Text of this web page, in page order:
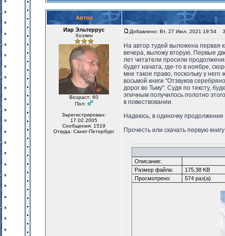
Автор
Иар Эльтеррус
Хозяин
Возраст: 60
Пол:
Зарегистрирован:
17.02.2005
Сообщения: 1519
Откуда: Санкт-Петербург
Добавлено: Вт, 27 Июл, 2021 19:54
На автор.тудей выложена первая
вечера, выложу вторую. Первые
лет читатели просили
будет начата, где-то в ноябре,
мне такое право, поскольку у
восьмой книги "Отзвуков
дорог во Тьму". Судя по тексту,
эпичным получилось полотно
в повествовании.
Надеюсь, в одиночку
Прочесть или скачать первую
Описание:
Размер файла:
175.38 KB
Просмотрено:
574 раз(а)